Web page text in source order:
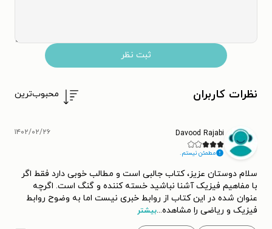
ثبت نظر
نظرات کاربران محبوب‌ترین
Davood Rajabi
مطمئن نیستم.
۱۴۰۲/۰۲/۲۶
سلام دوستان عزیز، کتاب جالبی است و مطالب خوبی دارد فقط اگر
با مفاهیم فیزیک آشنا نباشید خسته کننده و گنگ است. اگرچه
عنوان شده در این کتاب از روابط خبری نیست اما به وضوح روابط
فیزیک و ریاضی را مشاهده...بیشتر